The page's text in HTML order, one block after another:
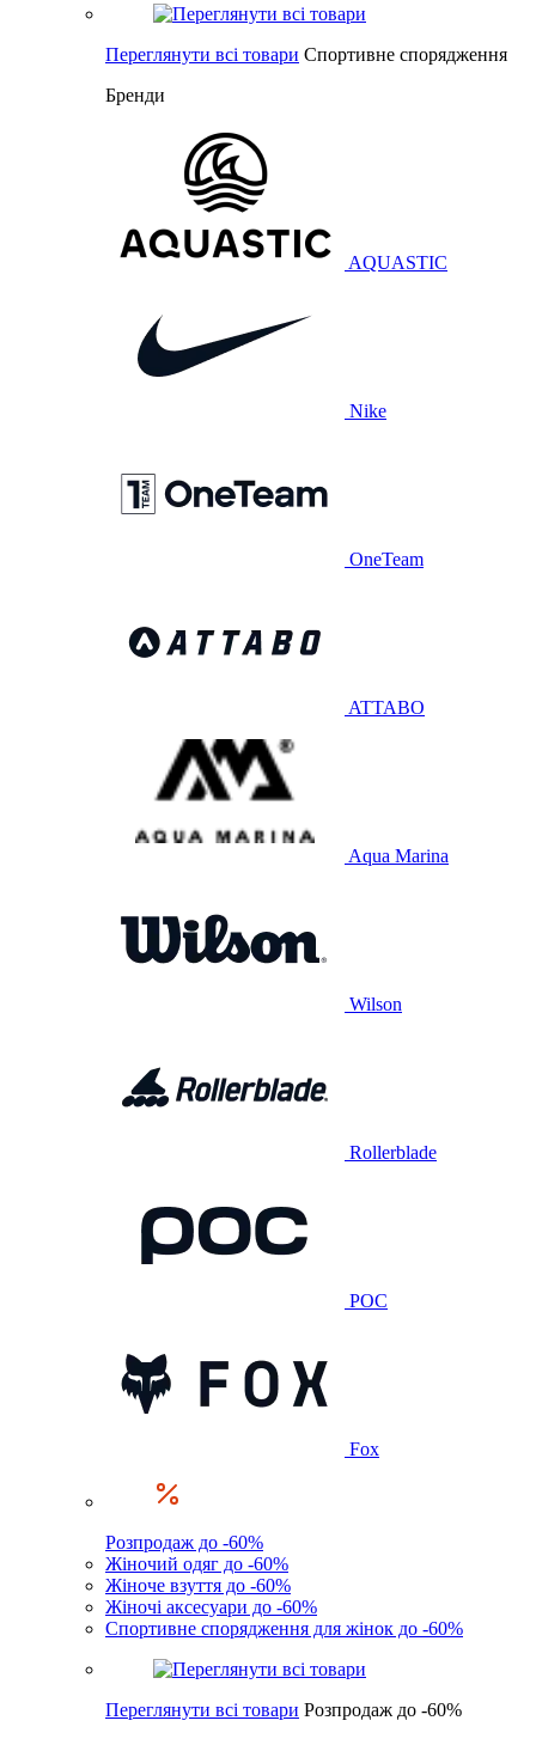
Переглянути всі товари Спортивне спорядження
Бренди
AQUASTIC
Nike
OneTeam
ATTABO
Aqua Marina
Wilson
Rollerblade
POC
Fox
Розпродаж до -60%
Жіночий одяг до -60%
Жіноче взуття до -60%
Жіночі аксесуари до -60%
Спортивне спорядження для жінок до -60%
Переглянути всі товари Розпродаж до -60%